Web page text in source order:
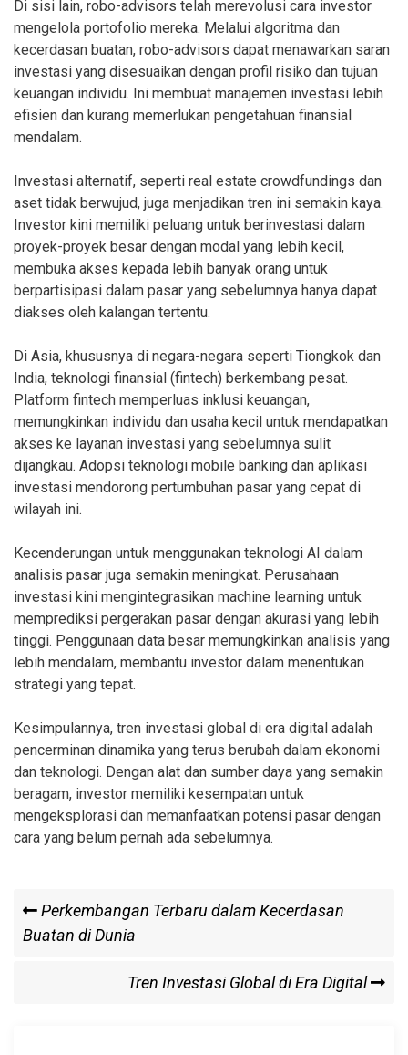
Di sisi lain, robo-advisors telah merevolusi cara investor
mengelola portofolio mereka. Melalui algoritma dan
kecerdasan buatan, robo-advisors dapat menawarkan saran
investasi yang disesuaikan dengan profil risiko dan tujuan
keuangan individu. Ini membuat manajemen investasi lebih
efisien dan kurang memerlukan pengetahuan finansial
mendalam.
Investasi alternatif, seperti real estate crowdfundings dan
aset tidak berwujud, juga menjadikan tren ini semakin kaya.
Investor kini memiliki peluang untuk berinvestasi dalam
proyek-proyek besar dengan modal yang lebih kecil,
membuka akses kepada lebih banyak orang untuk
berpartisipasi dalam pasar yang sebelumnya hanya dapat
diakses oleh kalangan tertentu.
Di Asia, khususnya di negara-negara seperti Tiongkok dan
India, teknologi finansial (fintech) berkembang pesat.
Platform fintech memperluas inklusi keuangan,
memungkinkan individu dan usaha kecil untuk mendapatkan
akses ke layanan investasi yang sebelumnya sulit
dijangkau. Adopsi teknologi mobile banking dan aplikasi
investasi mendorong pertumbuhan pasar yang cepat di
wilayah ini.
Kecenderungan untuk menggunakan teknologi AI dalam
analisis pasar juga semakin meningkat. Perusahaan
investasi kini mengintegrasikan machine learning untuk
memprediksi pergerakan pasar dengan akurasi yang lebih
tinggi. Penggunaan data besar memungkinkan analisis yang
lebih mendalam, membantu investor dalam menentukan
strategi yang tepat.
Kesimpulannya, tren investasi global di era digital adalah
pencerminan dinamika yang terus berubah dalam ekonomi
dan teknologi. Dengan alat dan sumber daya yang semakin
beragam, investor memiliki kesempatan untuk
mengeksplorasi dan memanfaatkan potensi pasar dengan
cara yang belum pernah ada sebelumnya.
Post
Previous
Post
Perkembangan Terbaru dalam Kecerdasan
Buatan di Dunia
Tren Investasi Global di Era Digital